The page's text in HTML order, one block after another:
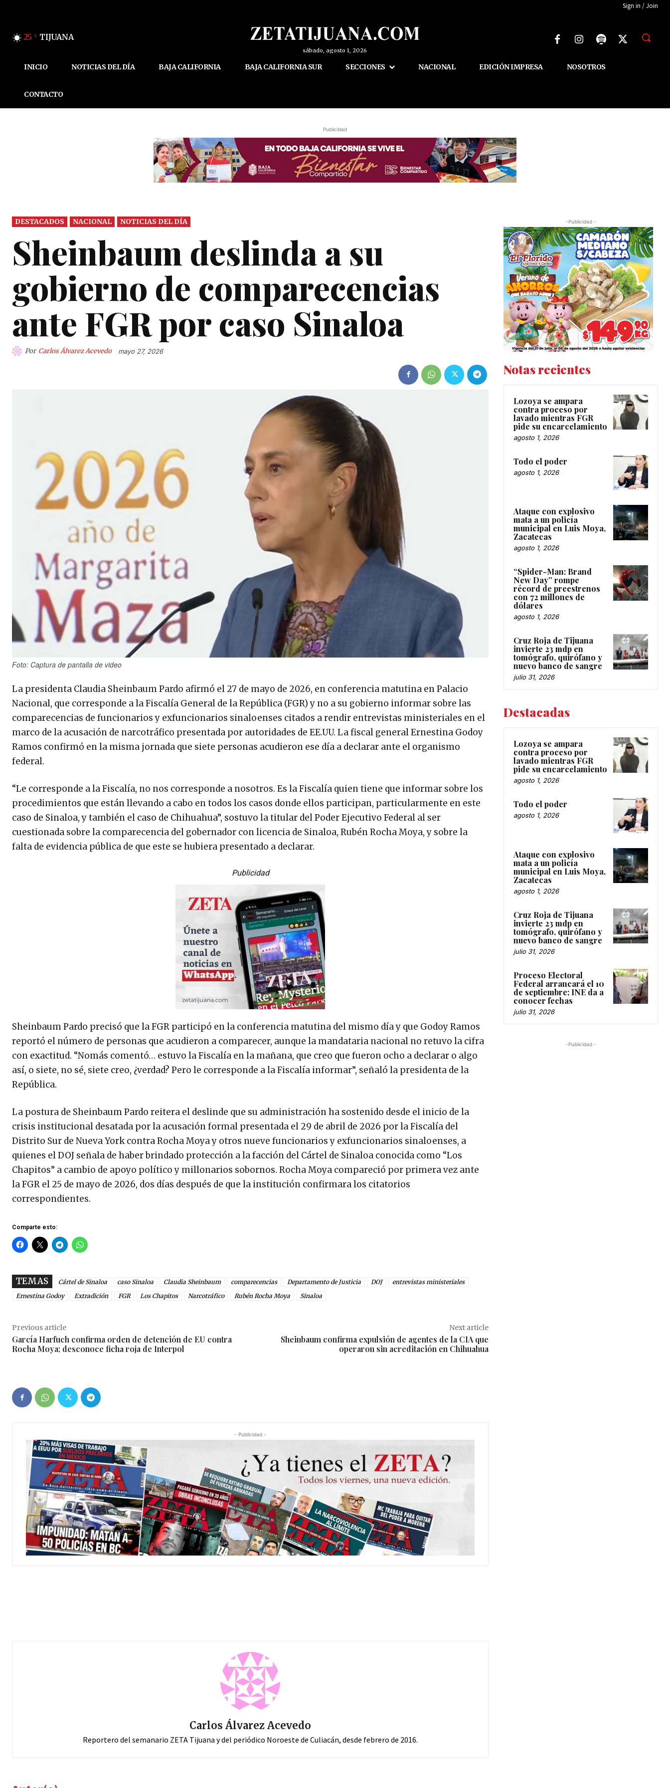
Sign in / Join
25 C TIJUANA
sábado, agosto 1, 2026
INICIO NOTICIAS DEL DÍA BAJA CALIFORNIA BAJA CALIFORNIA SUR SECCIONES NACIONAL EDICIÓN IMPRESA NOSOTROS
CONTACTO
Publicidad
DESTACADOS NACIONAL NOTICIAS DEL DÍA
Sheinbaum deslinda a su
gobierno de comparecencias
ante FGR por caso Sinaloa
Por Carlos Álvarez Acevedo mayo 27, 2026
Foto: Captura de pantalla de video
La presidenta Claudia Sheinbaum Pardo afirmó el 27 de mayo de 2026, en conferencia matutina en Palacio
Nacional, que corresponde a la Fiscalía General de la República (FGR) y no a su gobierno informar sobre las
comparecencias de funcionarios y exfuncionarios sinaloenses citados a rendir entrevistas ministeriales en el
marco de la acusación de narcotráfico presentada por autoridades de EE.UU. La fiscal general Ernestina Godoy
Ramos confirmó en la misma jornada que siete personas acudieron ese día a declarar ante el organismo
federal.
“Le corresponde a la Fiscalía, no nos corresponde a nosotros. Es la Fiscalía quien tiene que informar sobre los
procedimientos que están llevando a cabo en todos los casos donde ellos participan, particularmente en este
caso de Sinaloa, y también el caso de Chihuahua”, sostuvo la titular del Poder Ejecutivo Federal al ser
cuestionada sobre la comparecencia del gobernador con licencia de Sinaloa, Rubén Rocha Moya, y sobre la
falta de evidencia pública de que este se hubiera presentado a declarar.
Publicidad
Sheinbaum Pardo precisó que la FGR participó en la conferencia matutina del mismo día y que Godoy Ramos
reportó el número de personas que acudieron a comparecer, aunque la mandataria nacional no retuvo la cifra
con exactitud. “Nomás comentó… estuvo la Fiscalía en la mañana, que creo que fueron ocho a declarar o algo
así, o siete, no sé, siete creo, ¿verdad? Pero le corresponde a la Fiscalía informar”, señaló la presidenta de la
República.
La postura de Sheinbaum Pardo reitera el deslinde que su administración ha sostenido desde el inicio de la
crisis institucional desatada por la acusación formal presentada el 29 de abril de 2026 por la Fiscalía del
Distrito Sur de Nueva York contra Rocha Moya y otros nueve funcionarios y exfuncionarios sinaloenses, a
quienes el DOJ señala de haber brindado protección a la facción del Cártel de Sinaloa conocida como “Los
Chapitos” a cambio de apoyo político y millonarios sobornos. Rocha Moya compareció por primera vez ante
la FGR el 25 de mayo de 2026, dos días después de que la institución confirmara los citatorios
correspondientes.
Comparte esto:
TEMAS Cártel de Sinaloa caso Sinaloa Claudia Sheinbaum comparecencias Departamento de Justicia DOJ
entrevistas ministeriales
Ernestina Godoy
Extradición FGR Los Chapitos Narcotráfico Rubén Rocha Moya Sinaloa
Previous article
García Harfuch confirma orden de detención de EU contra
Rocha Moya; desconoce ficha roja de Interpol
Next article
Sheinbaum confirma expulsión de agentes de la CIA que
operaron sin acreditación en Chihuahua
- Publicidad -
Carlos Álvarez Acevedo
Reportero del semanario ZETA Tijuana y del periódico Noroeste de Culiacán, desde febrero de 2016.
-Publicidad -
Notas recientes
Lozoya se ampara
contra proceso por
lavado mientras FGR
pide su encarcelamiento
agosto 1, 2026
Todo el poder
agosto 1, 2026
Ataque con explosivo
mata a un policía
municipal en Luis Moya,
Zacatecas
agosto 1, 2026
“Spider-Man: Brand
New Day” rompe
récord de preestrenos
con 72 millones de
dólares
agosto 1, 2026
Cruz Roja de Tijuana
invierte 23 mdp en
tomógrafo, quirófano y
nuevo banco de sangre
julio 31, 2026
Destacadas
Lozoya se ampara
contra proceso por
lavado mientras FGR
pide su encarcelamiento
agosto 1, 2026
Todo el poder
agosto 1, 2026
Ataque con explosivo
mata a un policía
municipal en Luis Moya,
Zacatecas
agosto 1, 2026
Cruz Roja de Tijuana
invierte 23 mdp en
tomógrafo, quirófano y
nuevo banco de sangre
julio 31, 2026
Proceso Electoral
Federal arrancará el 10
de septiembre; INE da a
conocer fechas
julio 31, 2026
-Publicidad -